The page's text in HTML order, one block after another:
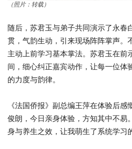
（照片：转载）
随后，苏君玉与弟子共同演示了永春
贯，气韵生动，引来现场阵阵掌声。
主动上前学习基本掌法。苏君玉在前
间，细心纠正嘉宾动作，让每一位体
的力度与韵律。
《法国侨报》副总编王萍在体验后
俊朗，今日亲身体验，方知其中不易
身与养生之效，让我萌生了系统学习